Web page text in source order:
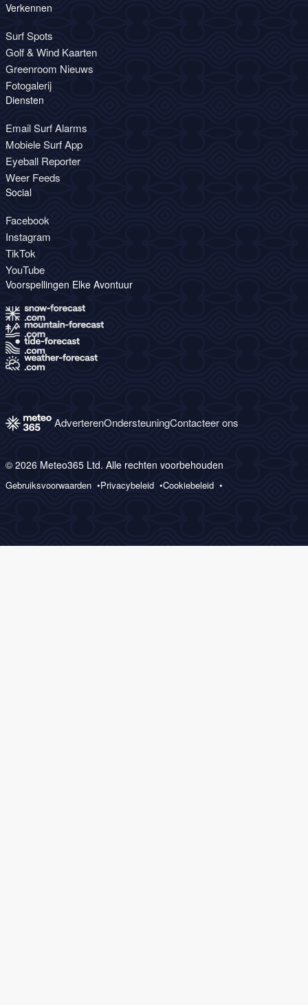
Verkennen
Surf Spots
Golf & Wind Kaarten
Greenroom Nieuws
Fotogalerij
Diensten
Email Surf Alarms
Mobiele Surf App
Eyeball Reporter
Weer Feeds
Social
Facebook
Instagram
TikTok
YouTube
Voorspellingen Elke Avontuur
AdverterenOndersteuningContacteer ons
© 2026 Meteo365 Ltd. Alle rechten voorbehouden
Gebruiksvoorwaarden Privacybeleid Cookiebeleid